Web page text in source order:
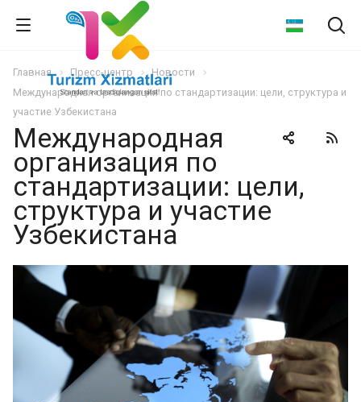
Главная Пресс-центр
Новости
Международная организация по стандартизации: цели, структура и
участие Узбекистана
Международная
организация по
стандартизации: цели,
структура и участие
Узбекистана